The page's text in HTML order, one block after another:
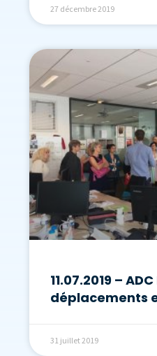
27 décembre 2019
11.07.2019 –
déplacements
31 juillet 2019